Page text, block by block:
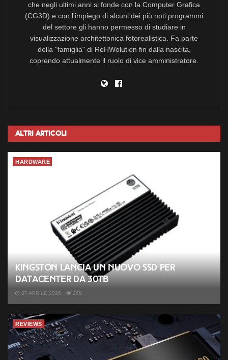
che negli ultimi anni si fonde con la Computer Grafica
(CG3D) e con l'impiego di alcuni dei più noti programmi
del settore gli hanno permesso di studiare in
visualizzazione architettonica fotorealistica. Fa parte
della "famiglia" di ReHWolution fin dalla nascita,
coprendo attualmente il ruolo di vice amministratore.
Altri Articoli
HARDWARE
Kingston lancia un nuovo SSD per
datacenter da 30TB
27 APRILE 2026 269
REVIEWS